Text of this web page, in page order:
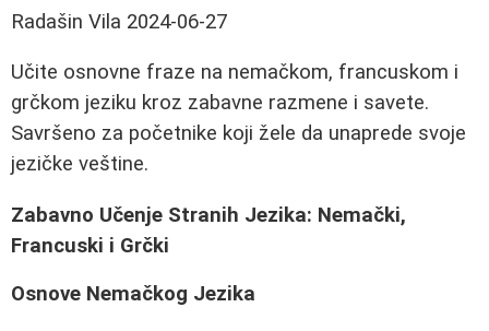
Radašin Vila 2024-06-27
Učite osnovne fraze na nemačkom, francuskom i
grčkom jeziku kroz zabavne razmene i savete.
Savršeno za početnike koji žele da unaprede svoje
jezičke veštine.
Zabavno Učenje Stranih Jezika: Nemački,
Francuski i Grčki
Osnove Nemačkog Jezika